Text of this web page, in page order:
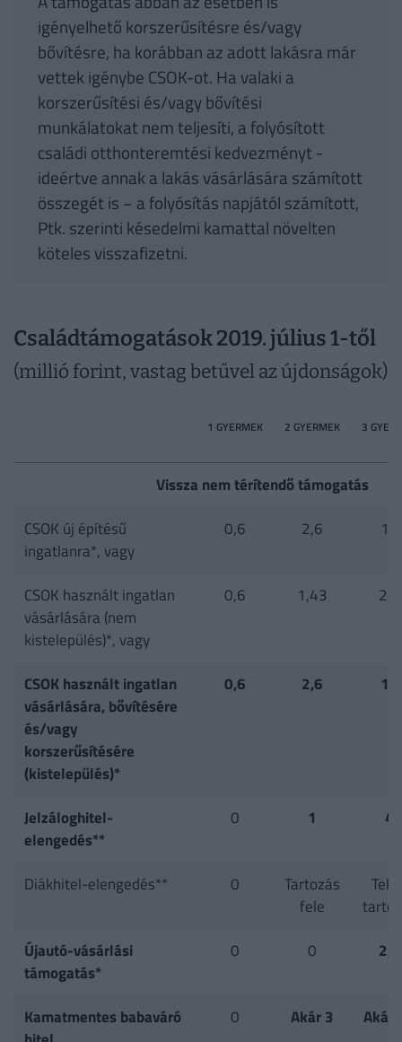
igényelhető korszerűsítésre és/vagy
bővítésre, ha korábban az adott lakásra már
vettek igénybe CSOK-ot. Ha valaki a
korszerűsítési és/vagy bővítési
munkálatokat nem teljesíti, a folyósított
családi otthonteremtési kedvezményt -
ideértve annak a lakás vásárlására számított
összegét is − a folyósítás napjától számított,
Ptk. szerinti késedelmi kamattal növelten
köteles visszafizetni.
Családtámogatások 2019. július 1-től
(millió forint, vastag betűvel az újdonságok)
1 GYERMEK 2 GYERMEK 3
Vissza nem térítendő támogatás
CSOK új építésű
ingatlanra*, vagy
0,6 2,6 10
CSOK használt ingatlan
vásárlására (nem
kistelepülés)*, vagy
0,6 1,43 2,2
CSOK használt ingatlan
vásárlására, bővítésére
és/vagy
korszerűsítésére
(kistelepülés)*
0,6 2,6 10
Jelzáloghitel-
elengedés**
0 1 4
Diákhitel-elengedés** 0
Tartozás
fele
Újautó-vásárlási
támogatás*
0 0 2,5
Kamatmentes babaváró
0 Akár 3 Akár